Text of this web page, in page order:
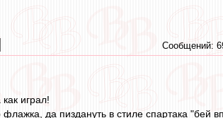
Сообщений:
играл!
да пиздануть в стиле спартака "бей